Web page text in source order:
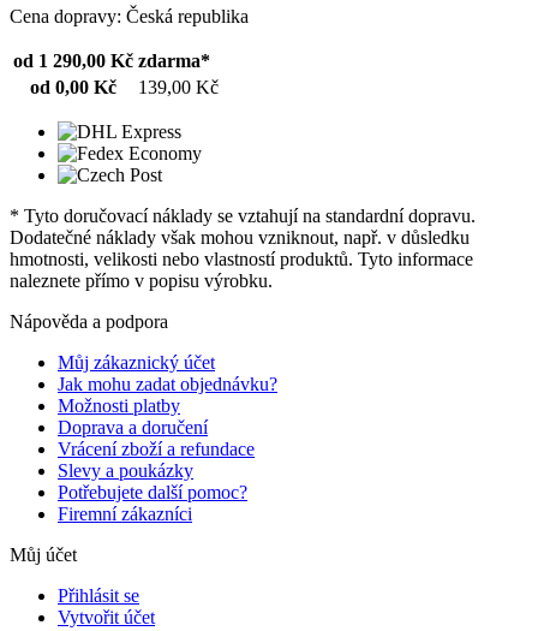
Cena dopravy: Česká republika
od 1 290,00 Kč zdarma*
od 0,00 Kč
139,00 Kč
* Tyto doručovací náklady se vztahují na standardní dopravu.
Dodatečné náklady však mohou vzniknout, např. v důsledku
hmotnosti, velikosti nebo vlastností produktů. Tyto informace
naleznete přímo v popisu výrobku.
Nápověda a podpora
Můj zákaznický účet
Jak mohu zadat objednávku?
Možnosti platby
Doprava a doručení
Vrácení zboží a refundace
Slevy a poukázky
Potřebujete další pomoc?
Firemní zákazníci
Můj účet
Přihlásit se
Vytvořit účet